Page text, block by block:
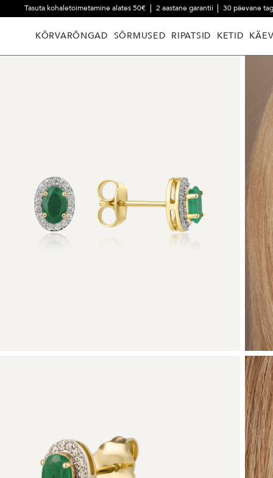
Tasuta kohaletoimetamine alates 50€ 2 aastane garantii 30 päevane
KÕRVARÕNGAD SÕRMUSED RIPATSID KETID